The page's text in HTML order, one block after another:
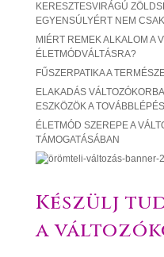
KERESZTESVIRÁGÚ
EGYENSÚLYÉRT NEM
MIÉRT REMEK ALKALOM A
ÉLETMÓDVÁLTÁSRA?
FŰSZERPATIKA A
ELAKADÁS
ESZKÖZÖK A
ÉLETMÓD SZEREPE A
TÁMOGATÁSÁBAN
Készülj
a